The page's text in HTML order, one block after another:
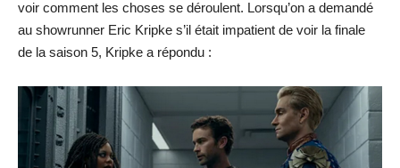
voir comment les choses se déroulent. Lorsqu’on a demandé
au showrunner Eric Kripke s’il était impatient de voir la finale
de la saison 5, Kripke a répondu :